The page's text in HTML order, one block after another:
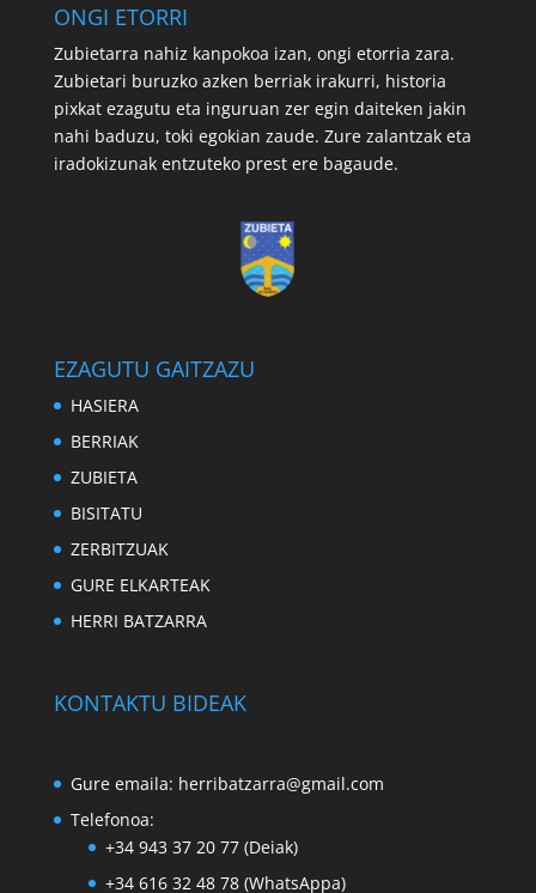
ONGI ETORRI
Zubietarra nahiz kanpokoa izan, ongi etorria zara.
Zubietari buruzko azken berriak irakurri, historia
pixkat ezagutu eta inguruan zer egin daiteken jakin
nahi baduzu, toki egokian zaude. Zure zalantzak eta
iradokizunak entzuteko prest ere bagaude.
EZAGUTU GAITZAZU
HASIERA
BERRIAK
ZUBIETA
BISITATU
ZERBITZUAK
GURE ELKARTEAK
HERRI BATZARRA
KONTAKTU BIDEAK
Gure emaila: herribatzarra@gmail.com
Telefonoa:
+34 943 37 20 77 (Deiak)
+34 616 32 48 78(WhatsAppa)